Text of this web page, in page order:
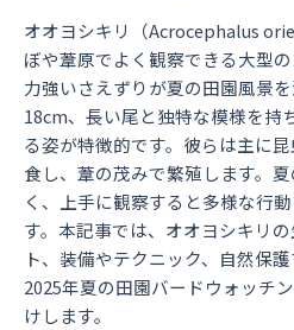
オオヨシキリ（Acrocephalus
ぼや葦原でよく観察できる大型
力強いさえずりが夏の田園風景
18cm、長い尾と独特な模様を持
る姿が特徴的です。彼らは主に
食し、葦の茂みで繁殖します。
く、上手に観察すると多様な行
す。本記事では、オオヨシキリ
ト、装備やテクニック、自然保
2025年夏の田園バードウォッチ
けします。